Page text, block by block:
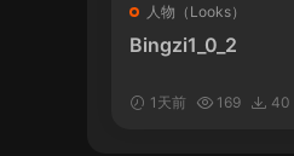
人物（Looks）
Bingzi1_0_2
1天前 169 40